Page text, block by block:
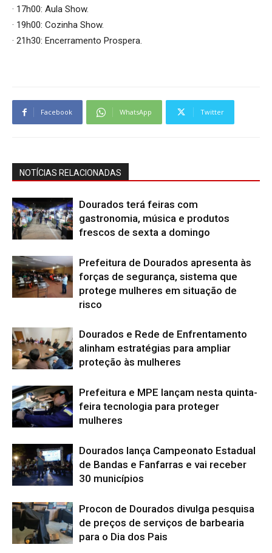
· 17h00: Aula Show.
· 19h00: Cozinha Show.
· 21h30: Encerramento Prospera.
Facebook WhatsApp Twitter
NOTÍCIAS RELACIONADAS
Dourados terá feiras com
gastronomia, música e produtos
frescos de sexta a domingo
Prefeitura de Dourados apresenta às
forças de segurança, sistema que
protege mulheres em situação de
risco
Dourados e Rede de Enfrentamento
alinham estratégias para ampliar
proteção às mulheres
Prefeitura e MPE lançam nesta quinta-
feira tecnologia para proteger
mulheres
Dourados lança Campeonato Estadual
de Bandas e Fanfarras e vai receber
30 municípios
Procon de Dourados divulga pesquisa
de preços de serviços de barbearia
para o Dia dos Pais